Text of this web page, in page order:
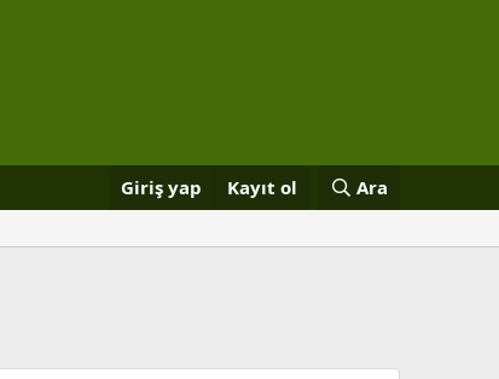
Giriş yap Kayıt ol Ara